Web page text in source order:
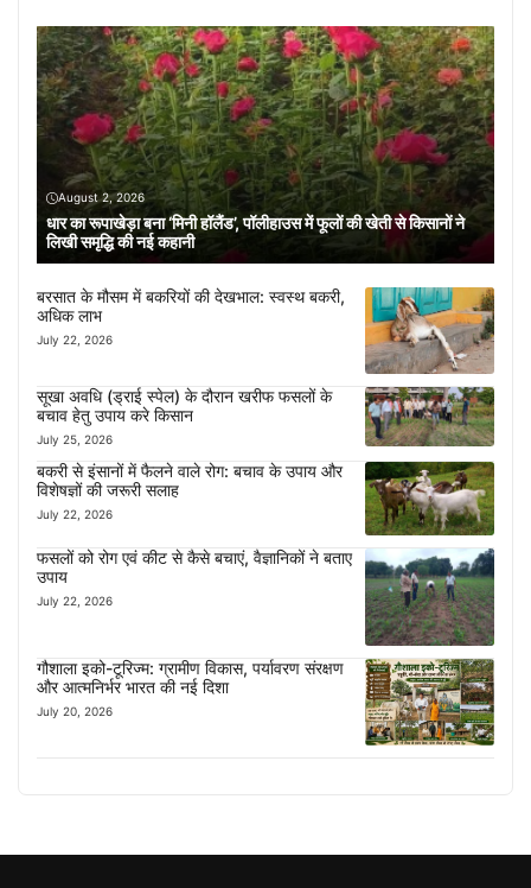
August 2, 2026
धार का रूपाखेड़ा बना ‘मिनी हॉलैंड’, पॉलीहाउस में फूलों की खेती से किसानों ने
लिखी समृद्धि की नई कहानी
बरसात के मौसम में बकरियों की देखभाल: स्वस्थ बकरी,
अधिक लाभ
July 22, 2026
सूखा अवधि (ड्राई स्पेल) के दौरान खरीफ फसलों के
बचाव हेतु उपाय करे किसान
July 25, 2026
बकरी से इंसानों में फैलने वाले रोग: बचाव के उपाय और
विशेषज्ञों की जरूरी सलाह
July 22, 2026
फसलों को रोग एवं कीट से कैसे बचाएं, वैज्ञानिकों ने बताए
उपाय
July 22, 2026
गौशाला इको-टूरिज्म: ग्रामीण विकास, पर्यावरण संरक्षण
और आत्मनिर्भर भारत की नई दिशा
July 20, 2026